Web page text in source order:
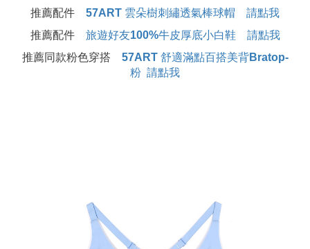
推薦配件 57ART 雲朵樹刺繡透氣棒球帽 請點我
推薦配件 旅遊好友100%牛皮厚底小白鞋 請點我
推薦同款粉色穿搭 57ART 舒適滿點百搭美背Bratop-
粉 請點我